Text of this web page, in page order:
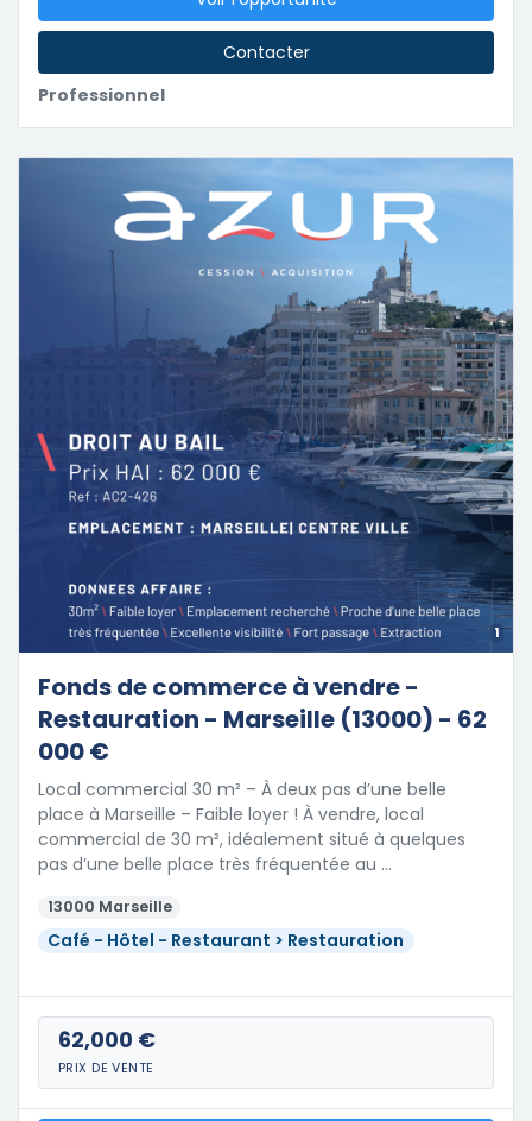
Professionnel
Contacter
1
Fonds de commerce à vendre -
Restauration - Marseille (13000) - 62
000 €
Local commercial 30 m² – À deux pas d’une belle
place à Marseille – Faible loyer ! À vendre, local
commercial de 30 m², idéalement situé à quelques
pas d’une belle place très fréquentée au …
13000 Marseille
Café - Hôtel - Restaurant > Restauration
62,000 €
PRIX DE VENTE